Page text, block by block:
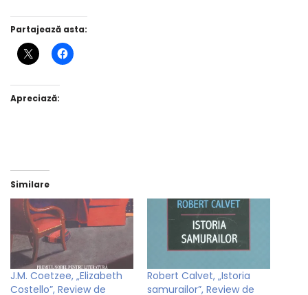
Partajează asta:
Apreciază:
Similare
J.M. Coetzee, „Elizabeth
Costello”, Review de
Robert Calvet, „Istoria
samurailor”, Review de